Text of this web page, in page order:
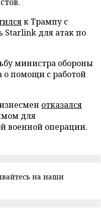
к Трампу с
Starlink для атак по
министра обороны
помощи с работой
отказался
для
военной операции.
на наши